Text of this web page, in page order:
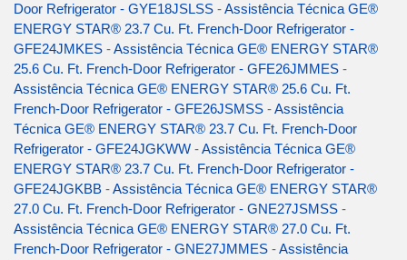
Door Refrigerator - GYE18JSLSS -Assistência Técnica GE®
ENERGY STAR® 23.7 Cu. Ft. French-Door Refrigerator -
GFE24JMKES -Assistência Técnica GE® ENERGY STAR®
25.6 Cu. Ft. French-Door Refrigerator - GFE26JMMES -
Assistência Técnica GE® ENERGY STAR® 25.6 Cu. Ft.
French-Door Refrigerator - GFE26JSMSS -Assistência
Técnica GE® ENERGY STAR® 23.7 Cu. Ft. French-Door
Refrigerator - GFE24JGKWW -Assistência Técnica GE®
ENERGY STAR® 23.7 Cu. Ft. French-Door Refrigerator -
GFE24JGKBB -Assistência Técnica GE® ENERGY STAR®
27.0 Cu. Ft. French-Door Refrigerator - GNE27JSMSS -
Assistência Técnica GE® ENERGY STAR® 27.0 Cu. Ft.
French-Door Refrigerator - GNE27JMMES -Assistência